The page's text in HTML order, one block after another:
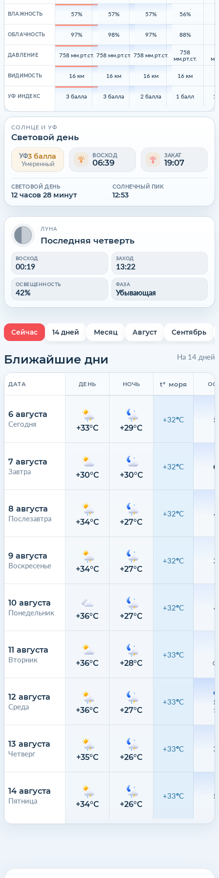
ВЛАЖНОСТЬ
ОБЛАЧНОСТЬ
ДАВЛЕНИЕ
ВИДИМОСТЬ
УФ ИНДЕКС
57%
97%
758 мм.рт.ст.
16 км
3 балла
57%
98%
758 мм.рт.ст.
16 км
3 балла
57%
97%
758 мм.рт.ст.
16 км
2 балла
56%
88%
758
мм.рт.ст.
16 км
1 балл 1
СОЛНЦЕ И УФ
Световой день
УФ3 балла
Умеренный
ВОСХОД
06:39
ЗАКАТ
19:07
СВЕТОВОЙ ДЕНЬ
12 часов 28 минут
СОЛНЕЧНЫЙ ПИК
12:53
ЛУНА
Последняя четверть
ВОСХОД
00:19
ЗАХОД
13:22
ОСВЕЩЕННОСТЬ
42%
ФАЗА
Убывающая
Сейчас 14 дней Месяц Август Сентябрь
Ближайшие дни На 14 дней
ДАТА
6 августа
Сегодня
7 августа
Завтра
8 августа
Послезавтра
9 августа
Воскресенье
10 августа
Понедельник
11 августа
Вторник
12 августа
Среда
13 августа
Четверг
14 августа
Пятница
ДЕНЬ НОЧЬ t° моря
+33°C +29°C
+32°C
+30°C +30°C
+32°C
+34°C +27°C
+32°C
+34°C +27°C
+32°C
+36°C +27°C
+32°C
+36°C +28°C
+33°C
+36°C +27°C
+33°C
+35°C +26°C
+33°C
+34°C +26°C
+33°C